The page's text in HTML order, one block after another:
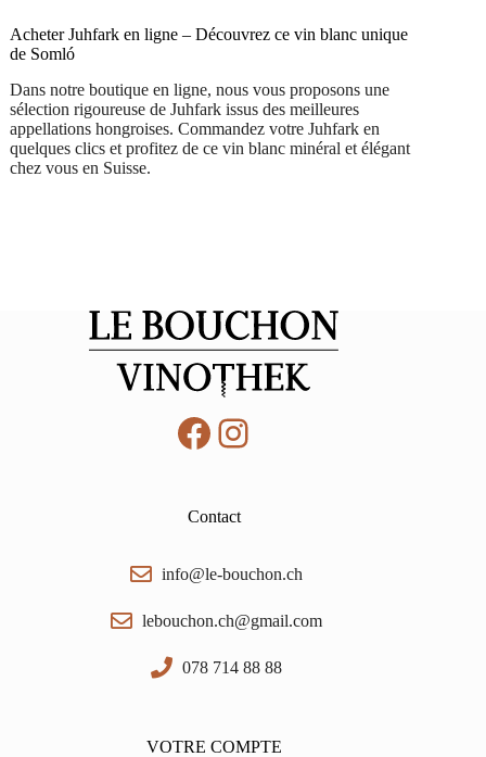
Acheter Juhfark en ligne – Découvrez ce vin blanc unique
de Somló
Dans notre boutique en ligne, nous vous proposons une
sélection rigoureuse de Juhfark issus des meilleures
appellations hongroises. Commandez votre Juhfark en
quelques clics et profitez de ce vin blanc minéral et élégant
chez vous en Suisse.
Facebook
Instagram
Contact
info@le-bouchon.ch
lebouchon.ch@gmail.com
078 714 88 88
VOTRE COMPTE